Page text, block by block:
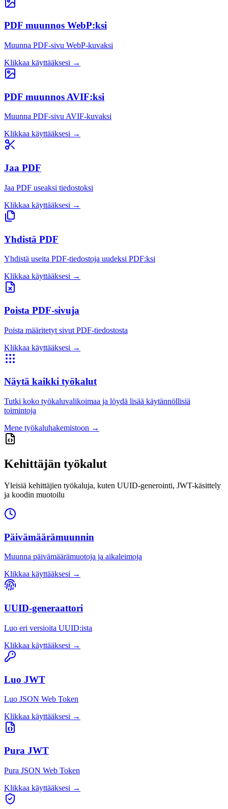
PDF muunnos WebP:ksi
Muunna PDF-sivu WebP-kuvaksi
Klikkaa käyttääksesi →
PDF muunnos AVIF:ksi
Muunna PDF-sivu AVIF-kuvaksi
Klikkaa käyttääksesi →
Jaa PDF
Jaa PDF useaksi tiedostoksi
Klikkaa käyttääksesi →
Yhdistä PDF
Yhdistä useita PDF-tiedostoja uudeksi PDF:ksi
Klikkaa käyttääksesi →
Poista PDF-sivuja
Poista määritetyt sivut PDF-tiedostosta
Klikkaa käyttääksesi →
Näytä kaikki työkalut
Tutki koko työkaluvalikoimaa ja löydä lisää käytännöllisiä
toimintoja
Mene työkaluhakemistoon →
Kehittäjän työkalut
Yleisiä kehittäjien työkaluja, kuten UUID-generointi, JWT-käsittely
ja koodin muotoilu
Päivämäärämuunnin
Muunna päivämäärämuotoja ja aikaleimoja
Klikkaa käyttääksesi →
UUID-generaattori
Luo eri versioita UUID:ista
Klikkaa käyttääksesi →
Luo JWT
Luo JSON Web Token
Klikkaa käyttääksesi →
Pura JWT
Pura JSON Web Token
Klikkaa käyttääksesi →